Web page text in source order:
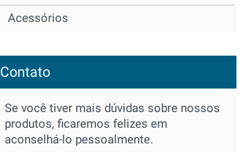
Acessórios
Contato
Se você tiver mais dúvidas sobre nossos
produtos, ficaremos felizes em
aconselhá-lo pessoalmente.